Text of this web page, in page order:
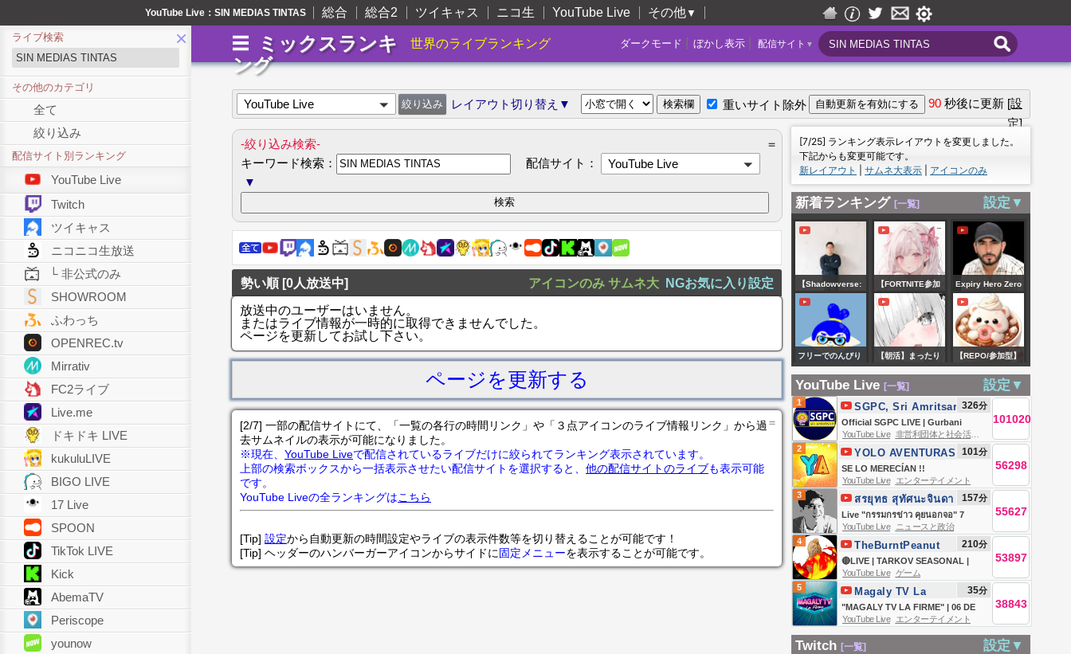
YouTube Live：SIN MEDIAS TINTAS 総合 総合2 ツイキャス ニコ生 YouTube Live その他▼
ミックスランキ
ング
世界のライブランキング 配信サイト ▼
ぼかし表示
ダークモード
×
ライブ検索
その他のカテゴリ
全て
絞り込み
配信サイト別ランキング
YouTube Live
Twitch
ツイキャス
ニコニコ生放送
└ 非公式のみ
SHOWROOM
ふわっち
OPENREC.tv
Mirrativ
FC2ライブ
Live.me
ドキドキ LIVE
kukuluLIVE
BIGO LIVE
17 Live
SPOON
TikTok LIVE
Kick
AbemaTV
Periscope
younow
YouTube Live レイアウト切り替え▼ 重いサイト除外 90 秒後に更新 [設
定]
-絞り込み検索-
＝
キーワード検索：
配信サイト：
YouTube Live
▼
勢い順 [0人放送中] アイコンのみ サムネ大
NGお気に入り設定
放送中のユーザーはいません。
またはライブ情報が一時的に取得できませんでした。
ページを更新してお試し下さい。
ページを更新する
＝
[2/7] 一部の配信サイトにて、「一覧の各行の時間リンク」や「３点アイコンのライブ情報リンク」から過
去サムネイルの表示が可能になりました。
※現在、 YouTube Liveで配信されているライブだけに絞られてランキング表示されています。
上部の検索ボックスから一括表示させたい配信サイトを選択すると、 他の配信サイトのライブも表示可能
です。
YouTube Liveの全ランキングはこちら
[Tip] 設定から自動更新の時間設定やライブの表示件数等を切り替えることが可能です！
[Tip] ヘッダーのハンバーガーアイコンからサイドに固定メニューを表示することが可能です。
[7/25] ランキング表示レイアウトを変更しました。
下記からも変更可能です。
新レイアウト
サムネ大表示 アイコンのみ
新着ランキング [一覧] 設定▼
【Shadowverse:
Worlds
Beyond】 努力は
大事 【シャドバ
WB】 #シャドバ
PS
【FORTNITE参加
型】8/7 まったり昼
活～☺️初見さん大
歓迎～😊1000人ま
での道のりの旅～
つつやっていくか
ぁ～✌️【概要欄必
読！】#参加型
Expiry Hero Zero
Trade Nifty
SENSEX | Live
Trading |
Banknifty
Analysis | 07-
August |
#livetrading
フリーでのんびり
ヒロアカをやる。
【朝活】まったり
一緒に生活しよ？
雑談あり、ゲーム
あり、手料理ASMR
ありのマイペース
な日常をお届け
ฅ^•ω•^ฅ #shorts
【LIVE】【Vtuber
／ライブ配信中／ #
佐藤あにめ 】
【REPO/参加型】
午後はまったり☕
YouTube Live [一覧] 設定▼
1
Official SGPC LIVE | Gurbani
Kirtan | Sachkhand Sri Harmandir
Sahib, Sri Amritsar | 07.08.2026
SGPC, Sri Amritsar 326分
101020
YouTube Live 非営利団体と社会活動
2
SE LO MERECÍAN !!
YOLO AVENTURAS 101分
56298
YouTube Live
エンターテイメント
3
Live "กรรมกรข่าว คุยนอกจอ" 7
สิงหาคม 2569
สรยุทธ สุทัศนะจินดา
กรรมกรข่าว
157分
55627
YouTube Live
ニュースと政治
4
🔴LIVE | TARKOV SEASONAL |
DAY 4 | HutchMF x GIMMICK |
THICC MEN THURSDAY |
#BUNGULATE
TheBurntPeanut 210分
53897
YouTube Live ゲーム
5
"MAGALY TV LA FIRME" | 06 DE
AGOSTO DEL 2026
Magaly TV La
Firme
35分
38843
YouTube Live エンターテイメント
Twitch [一覧] 設定▼